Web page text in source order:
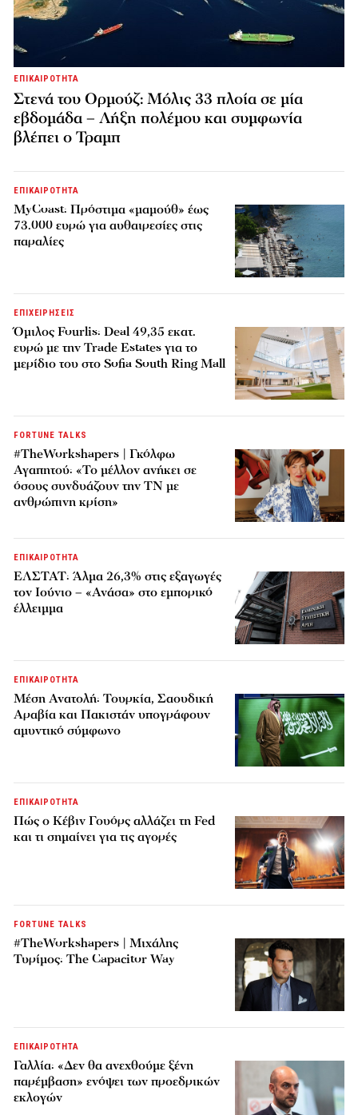
ΕΠΙΚΑΙΡΟΤΗΤΑ
Στενά του Ορμούζ: Μόλις 33 πλοία σε μία
εβδομάδα – Λήξη πολέμου και συμφωνία
βλέπει ο Τραμπ
ΕΠΙΚΑΙΡΟΤΗΤΑ
MyCoast: Πρόστιμα «μαμούθ» έως
73.000 ευρώ για αυθαιρεσίες στις
παραλίες
ΕΠΙΧΕΙΡΗΣΕΙΣ
Όμιλος Fourlis: Deal 49,35 εκατ.
ευρώ με την Trade Estates για το
μερίδιο του στο Sofia South Ring Mall
FORTUNE TALKS
#TheWorkshapers | Γκόλφω
Αγαπητού: «Το μέλλον ανήκει σε
όσους συνδυάζουν την ΤΝ με
ανθρώπινη κρίση»
ΕΠΙΚΑΙΡΟΤΗΤΑ
ΕΛΣΤΑΤ: Άλμα 26,3% στις εξαγωγές
τον Ιούνιο – «Ανάσα» στο εμπορικό
έλλειμμα
ΕΠΙΚΑΙΡΟΤΗΤΑ
Μέση Ανατολή: Τουρκία, Σαουδική
Αραβία και Πακιστάν υπογράφουν
αμυντικό σύμφωνο
ΕΠΙΚΑΙΡΟΤΗΤΑ
Πώς ο Κέβιν Γουόρς αλλάζει τη Fed
και τι σημαίνει για τις αγορές
FORTUNE TALKS
#TheWorkshapers | Μιχάλης
Τυρίμος: The Capacitor Way
ΕΠΙΚΑΙΡΟΤΗΤΑ
Γαλλία: «Δεν θα ανεχθούμε ξένη
παρέμβαση» ενόψει των προεδρικών
εκλογών